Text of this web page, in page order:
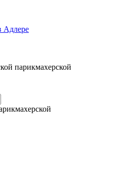
Адлере
парикмахерской